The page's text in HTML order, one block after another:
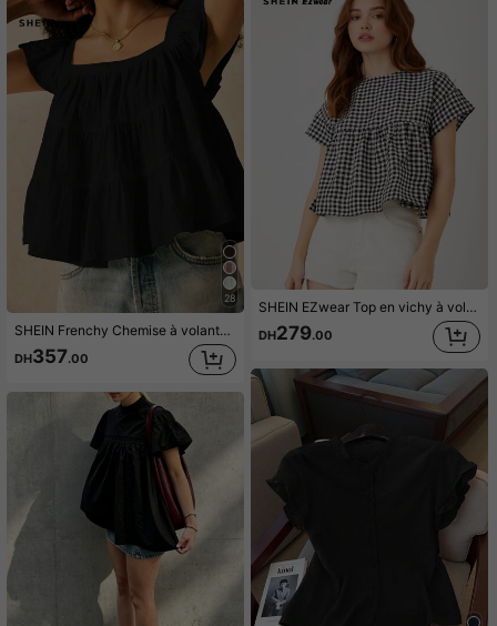
28
SHEIN Frenchy Chemise à volants de couleur unie casual d'été pour femmes
DH357.00
SHEIN EZwear Top en vichy à volants
DH279.00